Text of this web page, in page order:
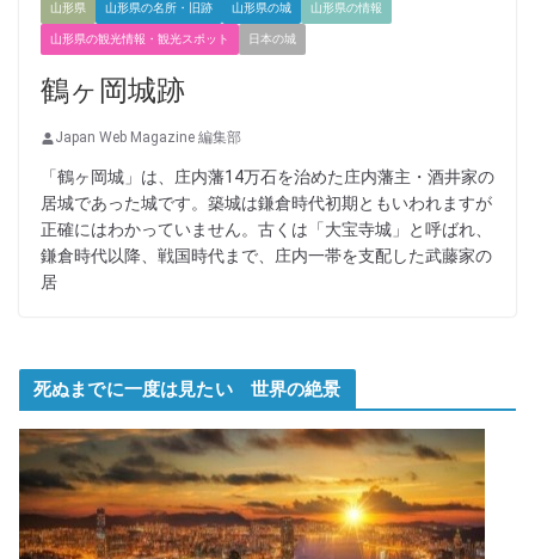
山形県 山形県の名所・旧跡 山形県の城 山形県の情報
山形県の観光情報・観光スポット 日本の城
鶴ヶ岡城跡
Japan Web Magazine 編集部
「鶴ヶ岡城」は、庄内藩14万石を治めた庄内藩主・酒井家の
居城であった城です。築城は鎌倉時代初期ともいわれますが
正確にはわかっていません。古くは「大宝寺城」と呼ばれ、
鎌倉時代以降、戦国時代まで、庄内一帯を支配した武藤家の
居
死ぬまでに一度は見たい 世界の絶景